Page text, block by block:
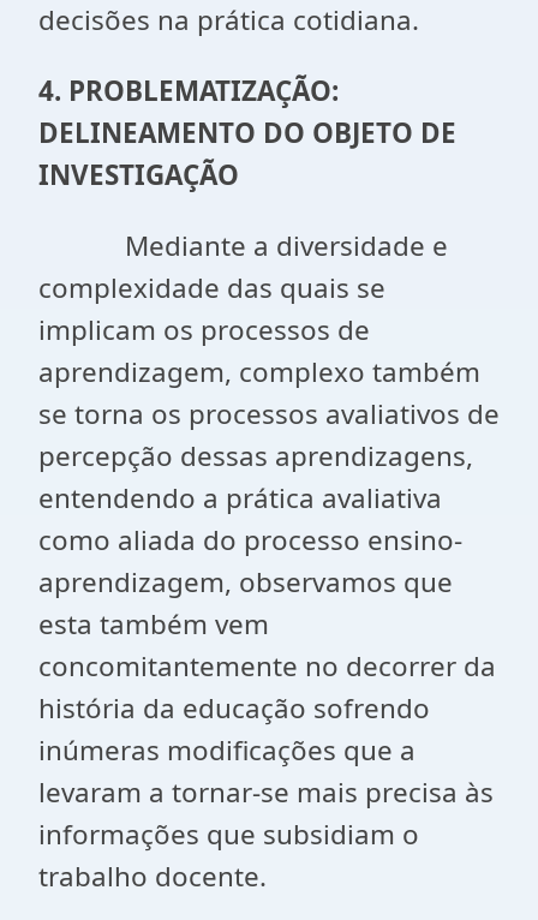
decisões na prática cotidiana.
4. PROBLEMATIZAÇÃO:
DELINEAMENTO DO OBJETO DE
INVESTIGAÇÃO
Mediante a diversidade e
complexidade das quais se
implicam os processos de
aprendizagem, complexo também
se torna os processos avaliativos de
percepção dessas aprendizagens,
entendendo a prática avaliativa
como aliada do processo ensino-
aprendizagem, observamos que
esta também vem
concomitantemente no decorrer da
história da educação sofrendo
inúmeras modificações que a
levaram a tornar-se mais precisa às
informações que subsidiam o
trabalho docente.